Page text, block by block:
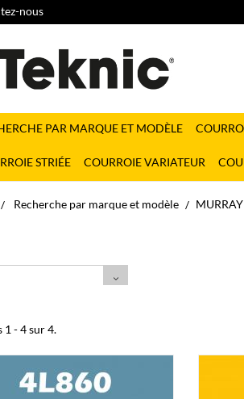
nous
PAR MARQUE ET MODÈLE
STRIÉE COURROIE VARIATEUR
Recherche par marque et modèle MURRAY
1 - 4 sur 4.